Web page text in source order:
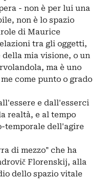
- non è per lui una
non è lo spazio
di Maurice
tra gli oggetti,
mia visione, o un
ma è uno
come punto o grado
e dall'esserci
realtà, e al tempo
temporale dell'agire
di mezzo" che ha
Florenskij, alla
dello spazio vitale